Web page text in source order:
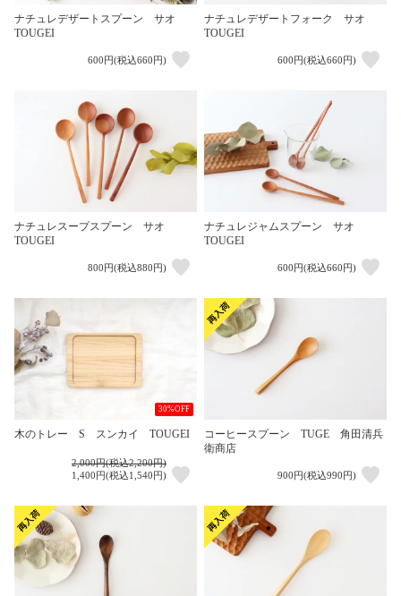
ナチュレデザートスプーン サオ
TOUGEI
600円(税込660円)
ナチュレデザートフォーク サオ
TOUGEI
600円(税込660円)
ナチュレスープスプーン サオ
TOUGEI
800円(税込880円)
ナチュレジャムスプーン サオ
TOUGEI
600円(税込660円)
30%OFF
木のトレー S スンカイ TOUGEI
2,000円(税込2,200円)
1,400円(税込1,540円)
コーヒースプーン TUGE 角田清兵
衛商店
900円(税込990円)